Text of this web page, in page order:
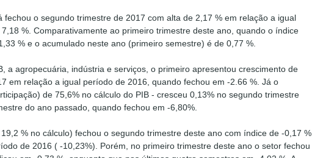
fechou o segundo trimestre de 2017 com alta de 2,17 % em relação a igual
%. Comparativamente ao primeiro trimestre deste ano, quando o índice
% e o acumulado neste ano (primeiro semestre) é de 0,77 %.
a agropecuária, indústria e serviços, o primeiro apresentou crescimento de
em relação a igual período de 2016, quando fechou em -2.66 %. Já o
de 75,6% no cálculo do PIB - cresceu 0,13% no segundo trimestre
do ano passado, quando fechou em -6,80%.
% no cálculo) fechou o segundo trimestre deste ano com índice de -0,17 %
de 2016 ( -10,23%). Porém, no primeiro trimestre deste ano o setor fechou